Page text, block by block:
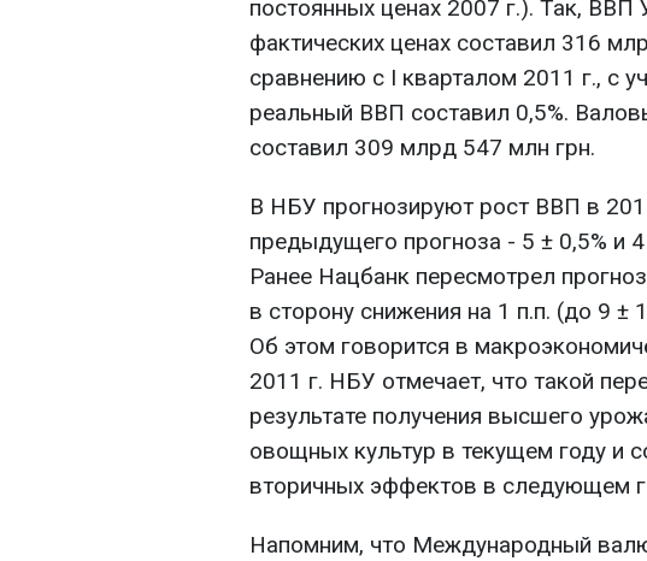
постоянных ценах 2007 г.). Так, ВВП
фактических ценах составил 316
сравнению с I кварталом 2011 г., с
реальный ВВП составил 0,5%.
составил 309 млрд 547 млн грн.
В НБУ прогнозируют рост ВВП в
предыдущего прогноза - 5 ± 0,5% и 4
Ранее Нацбанк пересмотрел
в сторону снижения на 1 п.п. (до 9 ±
Об этом говорится в
2011 г. НБУ отмечает, что такой
результате получения высшего
овощных культур в текущем году и
вторичных эффектов в следующем
Напомним, что Международный